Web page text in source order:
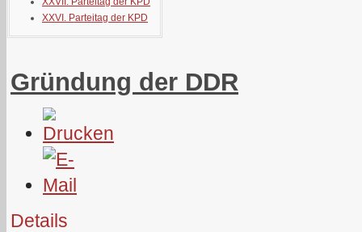
XXVI. Parteitag der KPD
Gründung der DDR
Details